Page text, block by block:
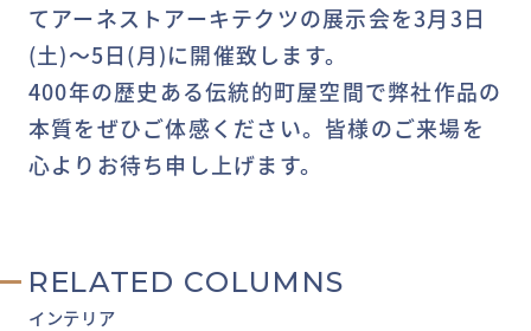
てアーネストアーキテクツの展示会を3月3日
(土)～5日(月)に開催致します。
400年の歴史ある伝統的町屋空間で弊社作品の
本質をぜひご体感ください。皆様のご来場を
心よりお待ち申し上げます。
RELATED COLUMNS
インテリア